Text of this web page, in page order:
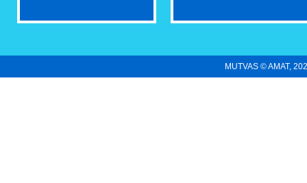
MUTVAS © AMAT,